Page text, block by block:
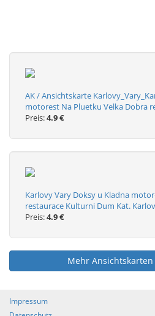
AK / Ansichtskarte
motorest Na Pluetku Velka Dobra
Preis:4.9 €
Karlovy Vary Doksy u Kladna
restaurace Kulturni Dum Kat.
Preis:4.9 €
Mehr
Impressum